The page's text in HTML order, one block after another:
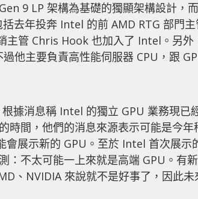
9 LP 架構為基礎的獨顯架構設計，
括去年投奔 Intel 的前 AMD RTG 部門
主管 Chris Hook 也加入了 Intel。另
他主要負責高性能伺服器 CPU，跟
據消息稱 Intel 的獨立 GPU 業務現已
時間，他們的消息來源表示可能是今
會展示新的 GPU。至於 Intel 首次展示
：不太可能一上來就是高端 GPU。有
、NVIDIA 來說就不是好事了，因此